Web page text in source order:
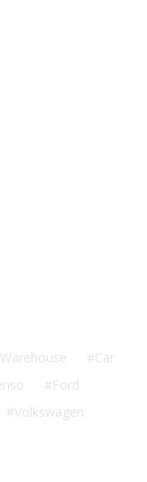
Car
Ford
Volkswagen